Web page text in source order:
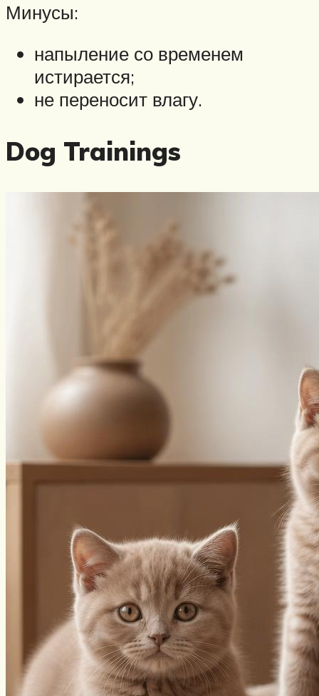
Минусы:
напыление со временем
истирается;
не переносит влагу.
Dog Trainings